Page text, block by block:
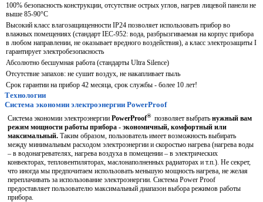
100% безопасность конструкции, отсутствие острых углов, нагрев лицевой панели не
выше 85-90°С
Высокий класс влагозащищенности IP24 позволяет использовать прибор во
влажных помещениях (стандарт IEC-952: вода, разбрызгиваемая на корпус прибора
в любом направлении, не оказывает вредного воздействия), а класс электрозащиты I
гарантирует электробезопасность
Абсолютно бесшумная работа (стандарты Ultra Silence)
Отсутствие запахов: не сушит воздух, не накапливает пыль
Срок гарантии на прибор 42 месяца, срок службы - более 10 лет!
Технологии
Система экономии электроэнергии PowerProof
Система экономии электроэнергии PowerProof® позволяет выбрать нужный вам
режим мощности работы прибора - экономичный, комфортный или
максимальный. Таким образом, пользователь имеет возможность выбирать
между минимальным расходом электроэнергии и скоростью нагрева (нагрева воды
– в водонагревателях, нагрева воздуха в помещении – в электрических
конвекторах, тепловентиляторах, маслонаполненных радиаторах и т.п.). Не секрет,
что иногда мы предпочитаем использовать меньшую мощность нагрева, не желая
переплачивать за использование электроэнергии. Система Power Proof
предоставляет пользователю максимальный диапазон выбора режимов работы
прибора.